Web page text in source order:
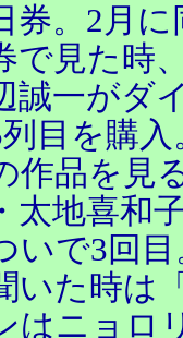
券。2月
で見た時
誠一がダ
目を購入
作品を見
太地喜和
いで3回
いた時は
はニョロ